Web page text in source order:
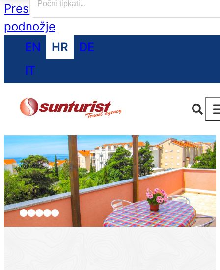
Preskoči na glavni sadržaj
podnožje
EN
HR
DE
IT